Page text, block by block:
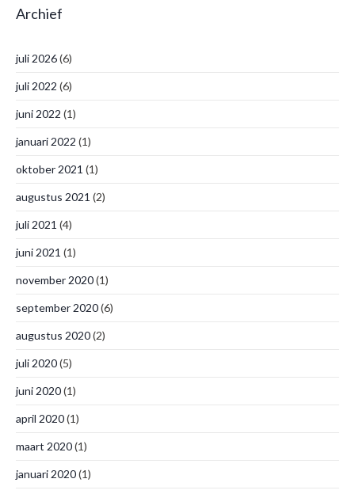
Archief
juli 2026(6)
juli 2022 (6)
juni 2022 (1)
januari 2022 (1)
oktober 2021 (1)
augustus 2021 (2)
juli 2021 (4)
juni 2021 (1)
november 2020(1)
september 2020(6)
augustus 2020(2)
juli 2020(5)
juni 2020(1)
april 2020(1)
maart 2020(1)
januari 2020(1)